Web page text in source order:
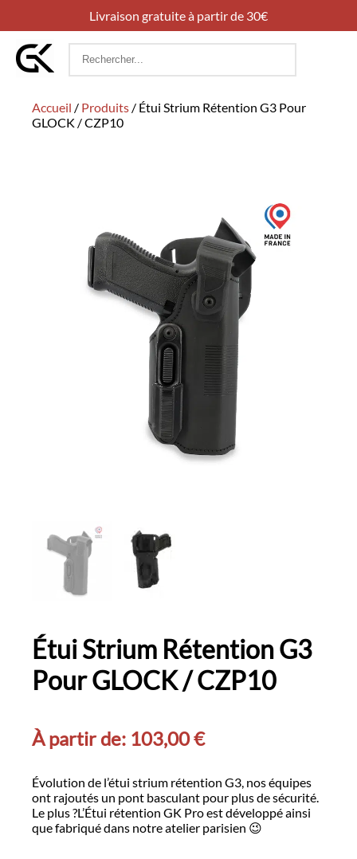
Livraison gratuite à partir de 30€
Rechercher
Accueil / Produits / Étui Strium Rétention G3 Pour
GLOCK / CZP10
Étui Strium Rétention G3
Pour GLOCK / CZP10
À partir de: 103,00€
Évolution de l’étui strium rétention G3, nos équipes
ont rajoutés un pont basculant pour plus de sécurité.
Le plus ?L’Étui rétention GK Pro est développé ainsi
que fabriqué dans notre atelier parisien 😉